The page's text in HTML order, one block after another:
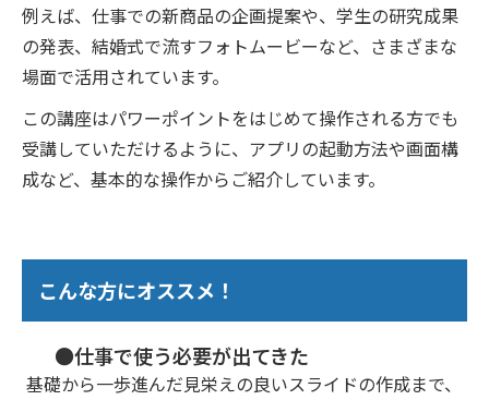
例えば、仕事での新商品の企画提案や、学生の研究成果
の発表、結婚式で流すフォトムービーなど、さまざまな
場面で活用されています。
この講座はパワーポイントをはじめて操作される方でも
受講していただけるように、アプリの起動方法や画面構
成など、基本的な操作からご紹介しています。
こんな方にオススメ！
●仕事で使う必要が出てきた
基礎から一歩進んだ見栄えの良いスライドの作成まで、